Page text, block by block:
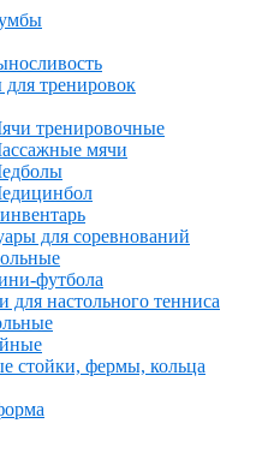
тренировок
тренировочные
мячи
для соревнований
футбола
для настольного тенниса
стойки, фермы, кольца